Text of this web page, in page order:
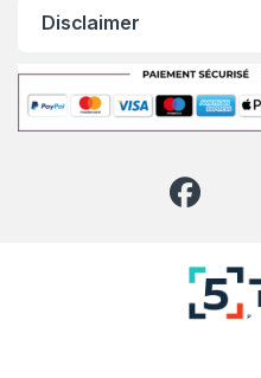
Disclaimer